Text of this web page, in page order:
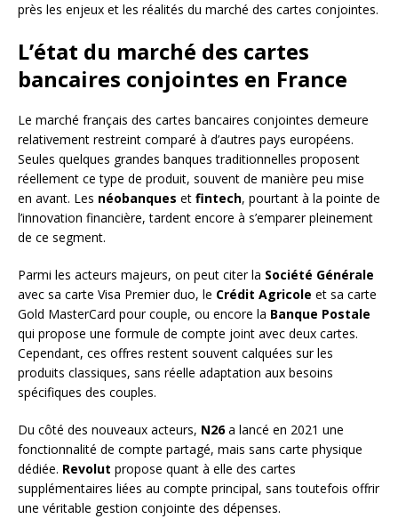
près les enjeux et les réalités du marché des cartes conjointes.
L’état du marché des cartes
bancaires conjointes en France
Le marché français des cartes bancaires conjointes demeure
relativement restreint comparé à d’autres pays européens.
Seules quelques grandes banques traditionnelles proposent
réellement ce type de produit, souvent de manière peu mise
en avant. Les néobanques et fintech, pourtant à la pointe de
l’innovation financière, tardent encore à s’emparer pleinement
de ce segment.
Parmi les acteurs majeurs, on peut citer la Société Générale
avec sa carte Visa Premier duo, le Crédit Agricole et sa carte
Gold MasterCard pour couple, ou encore la Banque Postale
qui propose une formule de compte joint avec deux cartes.
Cependant, ces offres restent souvent calquées sur les
produits classiques, sans réelle adaptation aux besoins
spécifiques des couples.
Du côté des nouveaux acteurs, N26a lancé en 2021 une
fonctionnalité de compte partagé, mais sans carte physique
dédiée. Revolut propose quant à elle des cartes
supplémentaires liées au compte principal, sans toutefois offrir
une véritable gestion conjointe des dépenses.